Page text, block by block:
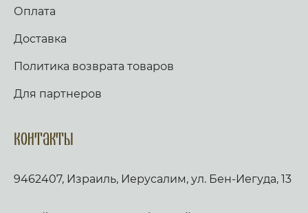
Оплата
Доставка
Политика возврата товаров
Для партнеров
Контакты
9462407, Израиль, Иерусалим, ул. Бен-Иегуда, 13